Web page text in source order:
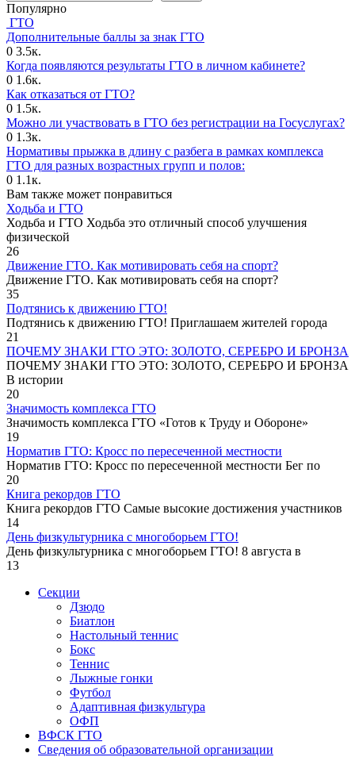
Популярно
ГТО
Дополнительные баллы за знак ГТО
0 3.5к.
Когда появляются результаты ГТО в личном кабинете?
0 1.6к.
Как отказаться от ГТО?
0 1.5к.
Можно ли участвовать в ГТО без регистрации на Госуслугах?
0 1.3к.
Нормативы прыжка в длину с разбега в рамках комплекса
ГТО для разных возрастных групп и полов:
0 1.1к.
Вам также может понравиться
Ходьба и ГТО
Ходьба и ГТО Ходьба это отличный способ улучшения
физической
26
Движение ГТО. Как мотивировать себя на спорт?️
Движение ГТО. Как мотивировать себя на спорт?
35
Подтянись к движению ГТО!
Подтянись к движению ГТО! Приглашаем жителей города
21
ПОЧЕМУ ЗНАКИ ГТО ЭТО: ЗОЛОТО, СЕРЕБРО И БРОНЗА
ПОЧЕМУ ЗНАКИ ГТО ЭТО: ЗОЛОТО, СЕРЕБРО И БРОНЗА
В истории
20
Значимость комплекса ГТО
Значимость комплекса ГТО «Готов к Труду и Обороне»
19
Норматив ГТО: Кросс по пересеченной местности
Норматив ГТО: Кросс по пересеченной местности Бег по
20
Книга рекордов ГТО
Книга рекордов ГТО Самые высокие достижения участников
14
День физкультурника с многоборьем ГТО!
День физкультурника с многоборьем ГТО! 8 августа в
13
Секции
Дзюдо
Биатлон
Настольный теннис
Бокс
Теннис
Лыжные гонки
Футбол
Адаптивная физкультура
ОФП
ВФСК ГТО
Сведения об образовательной организации